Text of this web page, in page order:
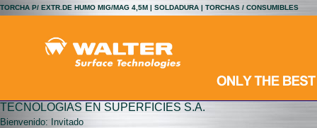
TORCHA P/ EXTR.DE HUMO MIG/MAG 4,5M | SOLDADURA | TORCHAS / CONSUMIBLES
TECNOLOGIAS EN SUPERFICIES S.A.
Bienvenido: Invitado